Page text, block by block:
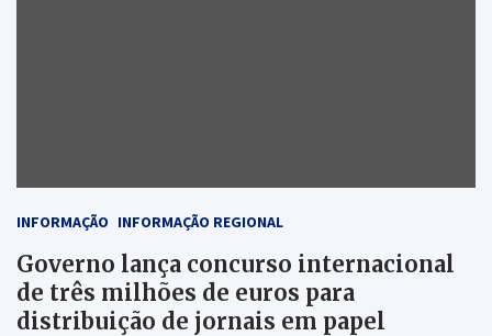
INFORMAÇÃO INFORMAÇÃO REGIONAL
Governo lança concurso internacional
de três milhões de euros para
distribuição de jornais em papel